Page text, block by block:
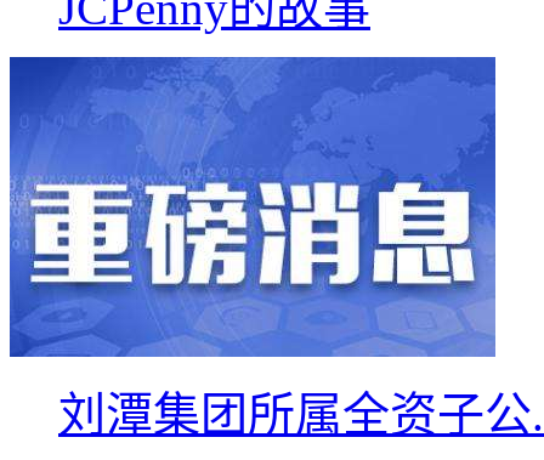
刘潭集团所属全资子公